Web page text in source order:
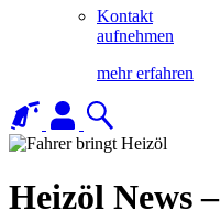
Kontakt
aufnehmen
mehr erfahren
Heizöl News –